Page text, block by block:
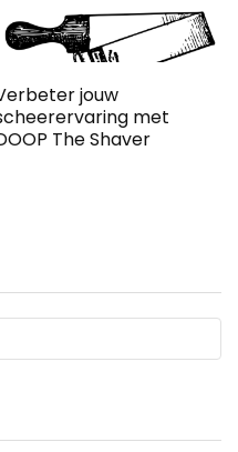
jouw
met
The Shaver